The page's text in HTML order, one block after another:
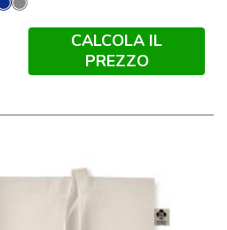
Francese
Navy
Grigio
Pietra
CALCOLA IL
PREZZO